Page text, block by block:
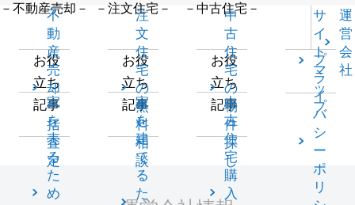
－不動産売却－
不
動
産
売
却
一
括
査
定
お役
立ち
記事
家
を
売
る
た
め
－注文住宅－
注
文
住
宅
の
無
料
相
談
お役
立ち
記事
家
を
建
て
る
た
－中古住宅－
中
古
住
宅
の
物
件
探
し
お役
立ち
記事
中
古
住
宅
購
入
サ
イ
ト
マ
ッ
プ
運
営
会
社
プ
ラ
イ
バ
シ
ー
ポ
リ